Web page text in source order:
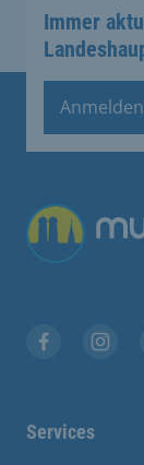
Immer
Anmelden
Services